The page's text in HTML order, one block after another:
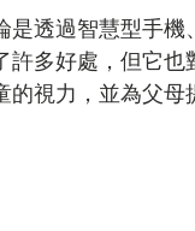
透過智慧型手機
多好處，但它也
視力，並為父母